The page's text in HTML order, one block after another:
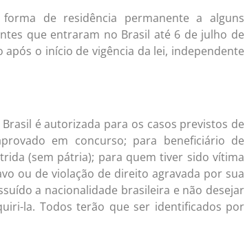
de residência permanente a alguns
que entraram no Brasil até 6 de julho de
o início de vigência da lei, independente
é autorizada para os casos previstos de
em concurso; para beneficiário de
(sem pátria); para quem tiver sido vítima
ou de violação de direito agravada por sua
a nacionalidade brasileira e não desejar
la. Todos terão que ser identificados por